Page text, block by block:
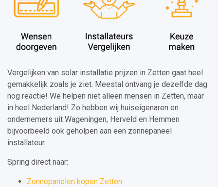
Vergelijken van solar installatie prijzen in Zetten gaat heel
gemakkelijk zoals je ziet. Meestal ontvang je dezelfde dag
nog reactie! We helpen niet alleen mensen in Zetten, maar
in heel Nederland! Zo hebben wij huiseigenaren en
ondernemers uit Wageningen, Herveld en Hemmen
bijvoorbeeld ook geholpen aan een zonnepaneel
installateur.
Spring direct naar:
Zonnepanelen kopen Zetten